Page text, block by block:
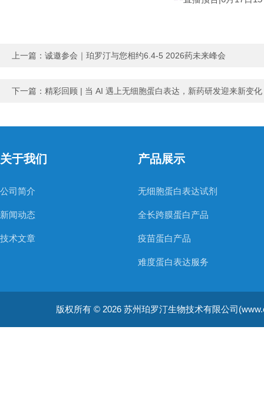
上一篇： 诚邀参会｜珀罗汀与您相约6.4-5 2026药未来峰会
下一篇： 精彩回顾 | 当 AI 遇上无细胞蛋白表达，新药研发迎来新变化
关于我们
公司简介
新闻动态
技术文章
产品展示
无细胞蛋白表达试剂
全长跨膜蛋白产品
疫苗蛋白产品
难度蛋白表达服务
版权所有 © 2026 苏州珀罗汀生物技术有限公司